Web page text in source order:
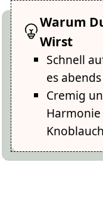
Warum
Wirst
Schnell
es
Cremig
Harmonie